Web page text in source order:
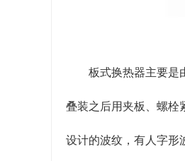
板式换热器主要是
叠装之后用夹板、螺栓
设计的波纹，有人字形